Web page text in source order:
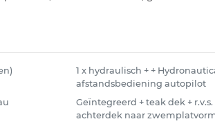
1 x hydraulisch + +
afstandsbediening autopilot
Geïntegreerd + teak dek +
achterdek naar